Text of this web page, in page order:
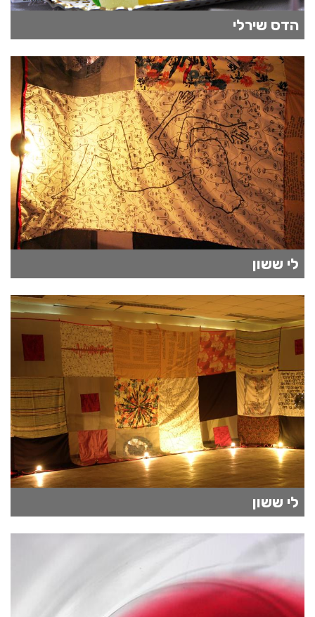
הדס שירלי
לי ששון
לי ששון